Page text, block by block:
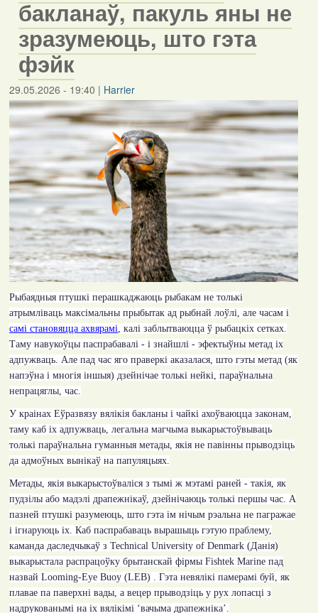
бакланаў, пакуль яны не
зразумеюць, што гэта
фэйк
29.05.2026 - 19:40 | Harrier
Рыбаядныя птушкі перашкаджаюць рыбакам не толькі
атрымліваць максімальны прыбытак ад рыбнай лоўлі, але часам і
самі становяцца ахвярамі, калі заблытваюцца ў рыбацкіх сетках.
Таму навукоўцы паспрабавалі - і знайшлі - эфектыўны метад іх
адпужваць. Але пад час яго праверкі аказалася, што гэты метад (як
напэўна і многія іншыя) дзейнічае толькі нейкі, параўнальна
непрацяглы, час.
У краінах Еўразвязу вялікія бакланы і чайкі ахоўваюцца законам,
таму каб іх адпужваць, легальна магчыма выкарыстоўвываць
толькі параўнальна гуманныя метады, якія не павінны прыводзіць
да адмоўных вынікаў на папуляцыях.
Метады, якія выкарыстоўваліся з тымі ж мэтамі раней - такія, як
пудзілы або мадэлі драпежнікаў, дзейнічаюць толькі першы час. А
пазней птушкі разумеюць, што гэта ім нічым рэальна не пагражае
і ігнаруюць іх. Каб паспрабаваць вырашыць гэтую праблему,
каманда даследчыкаў з Technical University of Denmark (Данія)
выкарыстала распрацоўку брытанскай фірмы Fishtek Marine пад
назвай Looming-Eye Buoy (LEB) . Гэта невялікі памерамі буй, як
плавае па паверхні вады, а вецер прыводзіць у рух лопасці з
надрукованымі на іх вялікімі ‘вачыма драпежніка’.